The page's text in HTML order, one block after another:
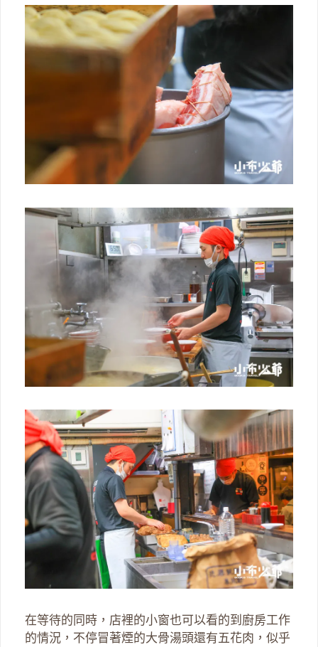
在等待的同時，店裡的小窗也可以看的到廚房工作
的情況，不停冒著煙的大骨湯頭還有五花肉，似乎